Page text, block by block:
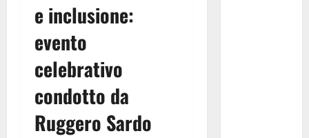
e inclusione:
evento
celebrativo
condotto da
Ruggero Sardo